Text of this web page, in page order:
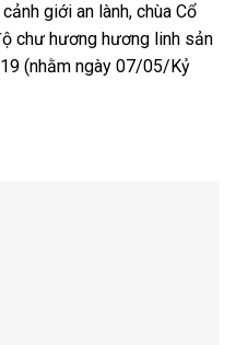
giới an lành, chùa Cổ
chư hương hương linh sản
(nhằm ngày 07/05/Kỷ